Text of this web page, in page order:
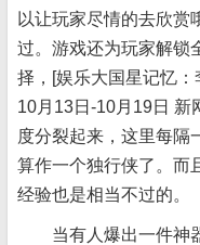
以让玩家尽情的去欣赏
过。游戏还为玩家解锁
择，[娱乐大国星记忆
10月13日-10月19日 新
度分裂起来，这里每隔
算作一个独行侠了。而
经验也是相当不过的。
当有人爆出一件神器